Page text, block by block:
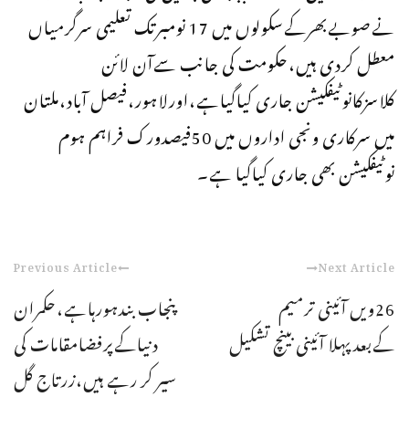
نےصوبےبھرکےسکولوں میں 17 نومبرتک تعلیمی سرگرمیاں
معطل کردی ہیں،حکومت کی جانب سےآن لائن
کلاسزکانوٹیفکیشن جاری کیاگیاہے،اورلاہور،فیصل آباد،ملتان
میں سرکاری ونجی اداروں میں 50فیصدورک فراہم ہوم
نوٹیفکیشن بھی جاری کیاگیا ہے۔
Previous Article
پنجاب بندہورہاہے،حکمران
دنیاکےپرفضامقامات کی
سیر کر رہے ہیں،زرتاج گل
Next Article
26ویں آئینی ترمیم
کےبعدپہلا آئینی بینچ تشکیل